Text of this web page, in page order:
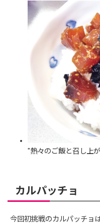
"熱々のご飯と召し上
カルパッチョ
今回初挑戦のカルパッチョ